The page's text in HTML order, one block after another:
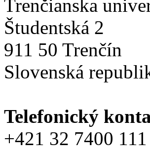
Trenčianska
Študentská 2
911 50 Trenčín
Slovenská
Telefonický
+421 32 7400 111